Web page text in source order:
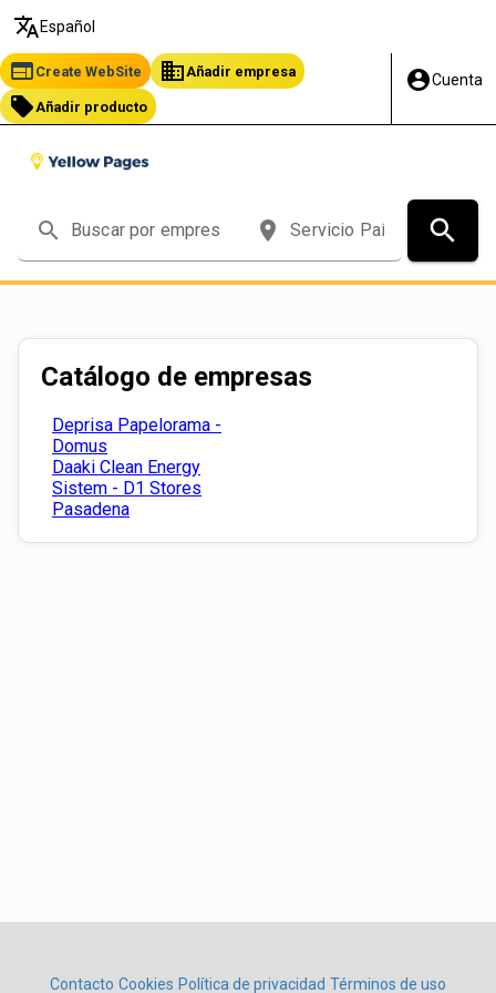
translate Español
web Create WebSite business Añadir empresa
local_offer Añadir producto
account_circleCuenta
search place search
Catálogo de empresas
Deprisa Papelorama -
Domus
Daaki Clean Energy
Sistem - D1 Stores
Pasadena
Contacto Cookies Política de privacidad Términos de uso